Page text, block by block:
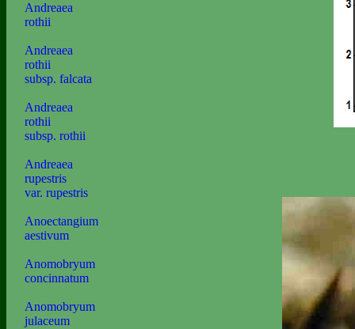
Andreaea
rothii
Andreaea
rothii
subsp. falcata
Andreaea
rothii
subsp. rothii
Andreaea
rupestris
var. rupestris
Anoectangium
aestivum
Anomobryum
concinnatum
Anomobryum
julaceum